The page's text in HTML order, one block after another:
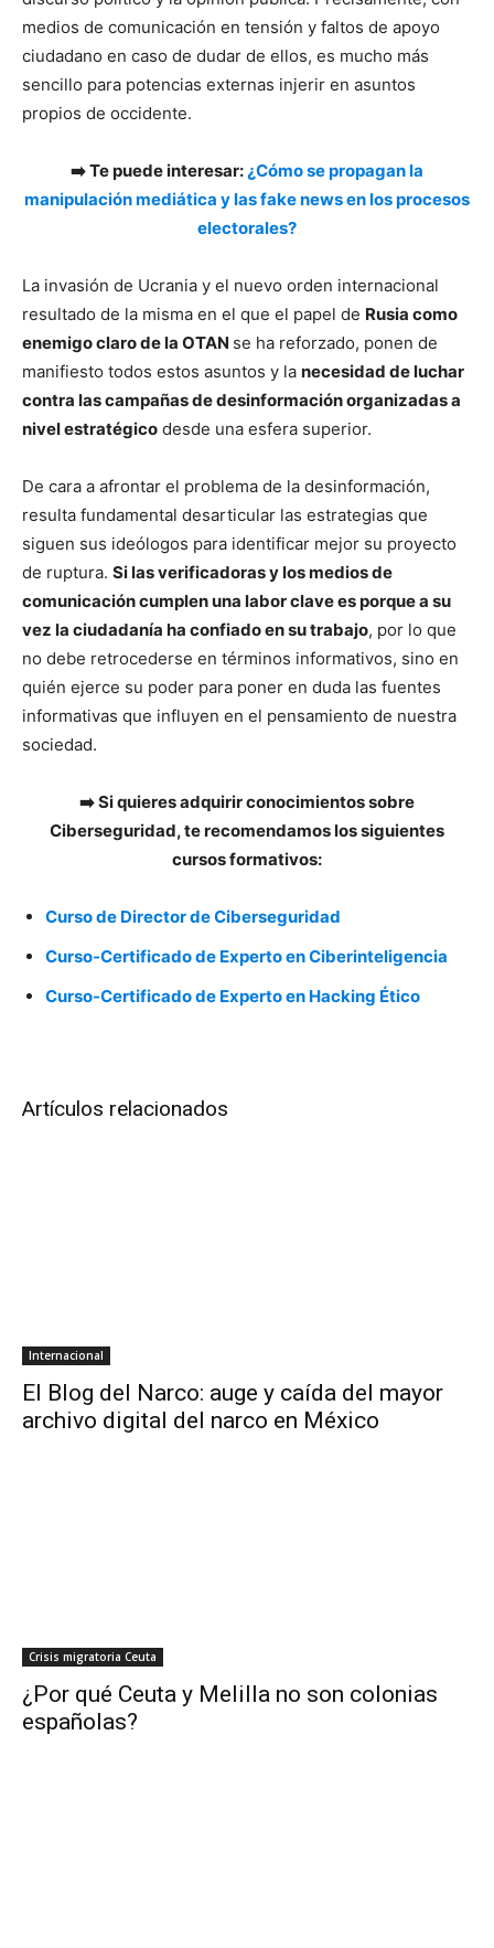
medios de comunicación en tensión y faltos de apoyo
ciudadano en caso de dudar de ellos, es mucho más
sencillo para potencias externas injerir en asuntos
propios de occidente.
➡️ Te puede interesar: ¿Cómo se propagan la
manipulación mediática y las fake news en los procesos
electorales?
La invasión de Ucrania y el nuevo orden internacional
resultado de la misma en el que el papel de Rusia como
enemigo claro de la OTAN se ha reforzado, ponen de
manifiesto todos estos asuntos y la necesidad de luchar
contra las campañas de desinformación organizadas a
nivel estratégico desde una esfera superior.
De cara a afrontar el problema de la desinformación,
resulta fundamental desarticular las estrategias que
siguen sus ideólogos para identificar mejor su proyecto
de ruptura. Si las verificadoras y los medios de
comunicación cumplen una labor clave es porque a su
vez la ciudadanía ha confiado en su trabajo, por lo que
no debe retrocederse en términos informativos, sino en
quién ejerce su poder para poner en duda las fuentes
informativas que influyen en el pensamiento de nuestra
sociedad.
➡️ Si quieres adquirir conocimientos sobre
Ciberseguridad, te recomendamos los siguientes
cursos formativos:
Curso de Director de Ciberseguridad
Curso-Certificado de Experto en Ciberinteligencia
Curso-Certificado de Experto en Hacking Ético
Artículos relacionados
Internacional
El Blog del Narco: auge y caída del mayor
archivo digital del narco en México
Crisis migratoria Ceuta
¿Por qué Ceuta y Melilla no son colonias
españolas?